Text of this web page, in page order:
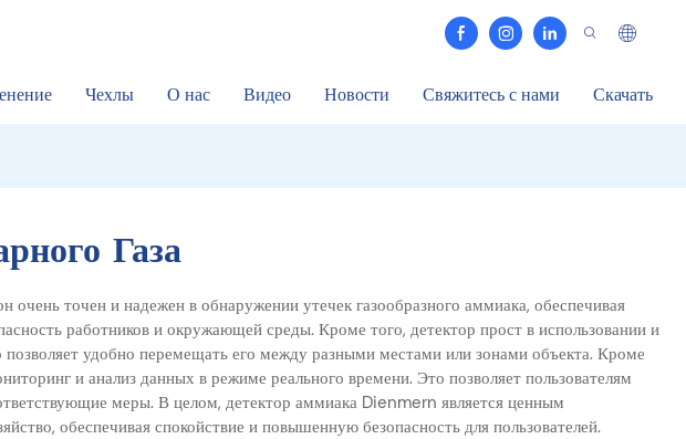
Чехлы О нас Видео Новости Свяжитесь с нами Скачать
Газа
точен и надежен в обнаружении утечек газообразного аммиака, обеспечивая
работников и окружающей среды. Кроме того, детектор прост в использовании и
удобно перемещать его между разными местами или зонами объекта. Кроме
и анализ данных в режиме реального времени. Это позволяет пользователям
меры. В целом, детектор аммиака Dienmern является ценным
обеспечивая спокойствие и повышенную безопасность для пользователей.